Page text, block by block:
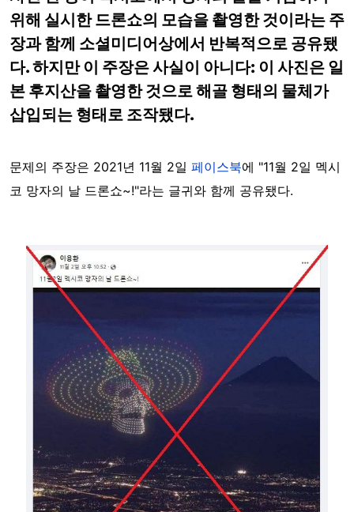
위해 실시한 드론쇼의 모습을 촬영한 것이라는 주
장과 함께 소셜미디어상에서 반복적으로 공유됐
다. 하지만 이 주장은 사실이 아니다: 이 사진은 일
본 후지산을 촬영한 것으로 해골 형태의 물체가
삽입되는 형태로 조작됐다.
문제의 주장은 2021년 11월 2일 페이스북에 "11월 2일 멕시
코 망자의 날 드론쇼~!"라는 글귀와 함께 공유됐다.
Image